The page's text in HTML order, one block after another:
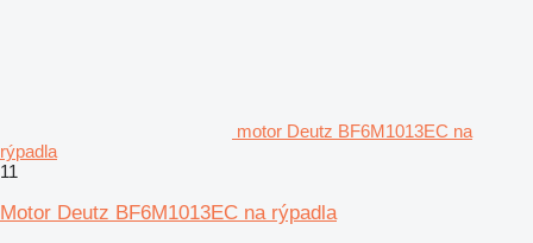
motor Deutz BF6M1013EC na
rýpadla
11
Motor Deutz BF6M1013EC na rýpadla